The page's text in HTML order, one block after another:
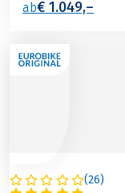
ab€ 1.049,–
(26)
ITALIEN